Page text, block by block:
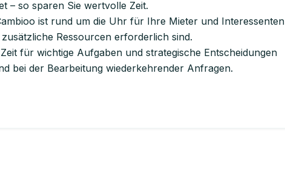
– so sparen Sie wertvolle Zeit.
ist rund um die Uhr für Ihre Mieter und Interessenten
Ressourcen erforderlich sind.
für wichtige Aufgaben und strategische Entscheidungen
bei der Bearbeitung wiederkehrender Anfragen.